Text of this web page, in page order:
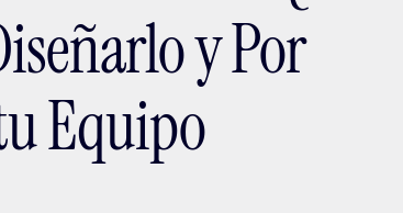
y Por
Equipo